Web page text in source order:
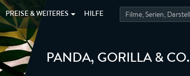
PREISE & WEITERES HILFE
PANDA, GORILLA & CO.